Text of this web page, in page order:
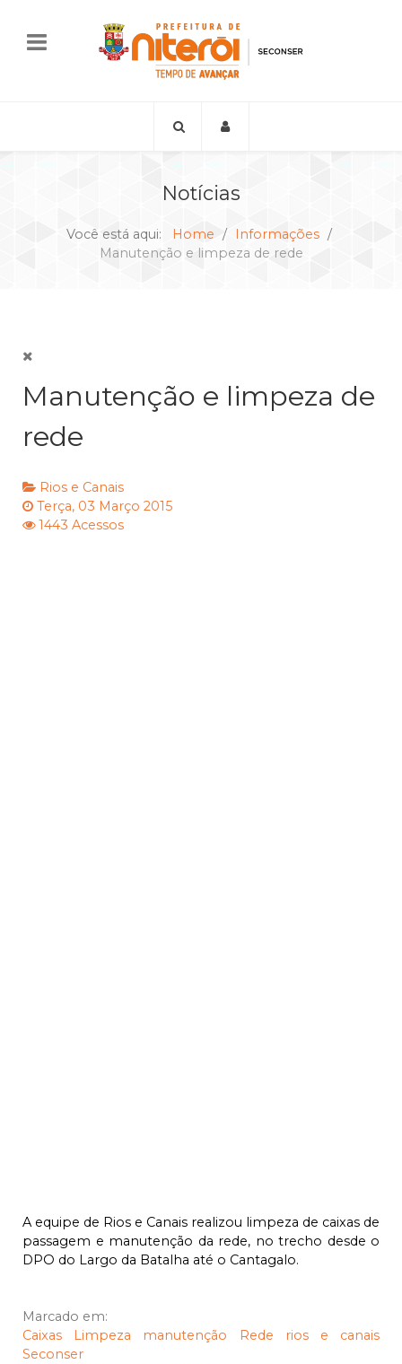
Notícias
Você está aqui: Home
Informações
Manutenção e limpeza de rede
Manutenção e limpeza de
rede
Rios e Canais
Terça, 03 Março 2015
1443 Acessos
A equipe de Rios e Canais realizou limpeza de caixas de
passagem e manutenção da rede, no trecho desde o
DPO do Largo da Batalha até o Cantagalo.
Marcado em:
Caixas
Limpeza manutenção Rede
rios e canais
Seconser